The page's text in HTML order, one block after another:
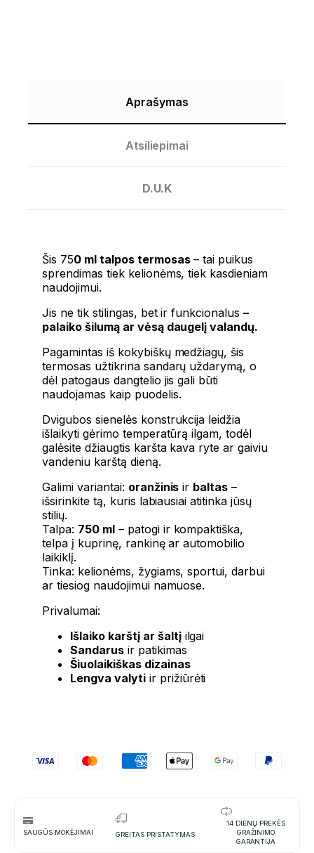
Aprašymas
Atsiliepimai
D.U.K
Šis 750 ml talpos termosas– tai puikus
sprendimas tiek kelionėms, tiek kasdieniam
naudojimui.
Jis ne tik stilingas, bet ir funkcionalus–
palaiko šilumą ar vėsą daugelį valandų.
Pagamintas iš kokybiškų medžiagų, šis
termosas užtikrina sandarų uždarymą, o
dėl patogaus dangtelio jis gali būti
naudojamas kaip puodelis.
Dvigubos sienelės konstrukcija leidžia
išlaikyti gėrimo temperatūrą ilgam, todėl
galėsite džiaugtis karšta kava ryte ar gaiviu
vandeniu karštą dieną.
Galimi variantai: oranžinis ir baltas –
išsirinkite tą, kuris labiausiai atitinka jūsų
stilių.
Talpa: 750 ml– patogi ir kompaktiška,
telpa į kuprinę, rankinę ar automobilio
laikiklį.
Tinka: kelionėms, žygiams, sportui, darbui
ar tiesiog naudojimui namuose.
Privalumai:
Išlaiko karštį ar šaltįilgai
Sandarusir patikimas
Šiuolaikiškas dizainas
Lengva valytiir prižiūrėti
SAUGŪS MOKĖJIMAI GREITAS PRISTATYMAS
14 DIENŲ PREKĖS
GRAŽINIMO
GARANTIJA